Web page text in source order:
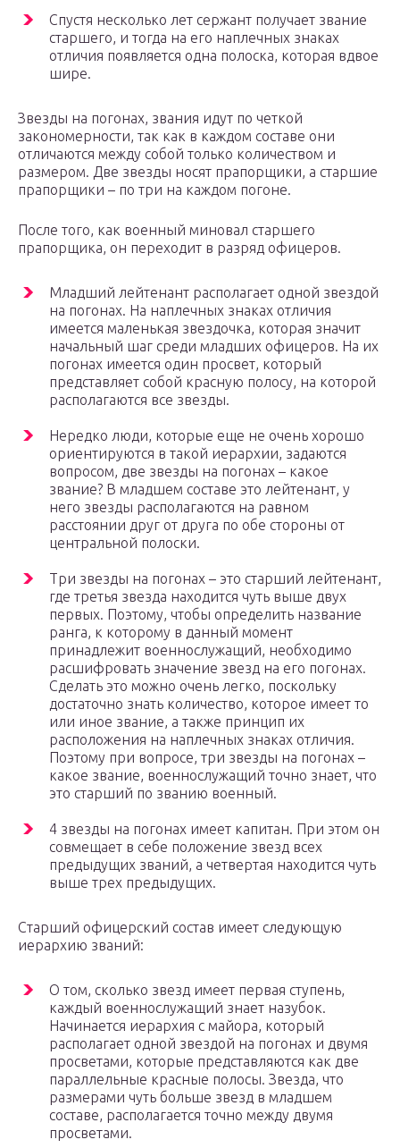
Спустя несколько лет сержант получает звание
старшего, и тогда на его наплечных знаках
отличия появляется одна полоска, которая вдвое
шире.
Звезды на погонах, звания идут по четкой
закономерности, так как в каждом составе они
отличаются между собой только количеством и
размером. Две звезды носят прапорщики, а старшие
прапорщики – по три на каждом погоне.
После того, как военный миновал старшего
прапорщика, он переходит в разряд офицеров.
Младший лейтенант располагает одной звездой
на погонах. На наплечных знаках отличия
имеется маленькая звездочка, которая значит
начальный шаг среди младших офицеров. На их
погонах имеется один просвет, который
представляет собой красную полосу, на которой
располагаются все звезды.
Нередко люди, которые еще не очень хорошо
ориентируются в такой иерархии, задаются
вопросом, две звезды на погонах – какое
звание? В младшем составе это лейтенант, у
него звезды располагаются на равном
расстоянии друг от друга по обе стороны от
центральной полоски.
Три звезды на погонах – это старший лейтенант,
где третья звезда находится чуть выше двух
первых. Поэтому, чтобы определить название
ранга, к которому в данный момент
принадлежит военнослужащий, необходимо
расшифровать значение звезд на его погонах.
Сделать это можно очень легко, поскольку
достаточно знать количество, которое имеет то
или иное звание, а также принцип их
расположения на наплечных знаках отличия.
Поэтому при вопросе, три звезды на погонах –
какое звание, военнослужащий точно знает, что
это старший по званию военный.
4 звезды на погонах имеет капитан. При этом он
совмещает в себе положение звезд всех
предыдущих званий, а четвертая находится чуть
выше трех предыдущих.
Старший офицерский состав имеет следующую
иерархию званий:
О том, сколько звезд имеет первая ступень,
каждый военнослужащий знает назубок.
Начинается иерархия с майора, который
располагает одной звездой на погонах и двумя
просветами, которые представляются как две
параллельные красные полосы. Звезда, что
размерами чуть больше звезд в младшем
составе, располагается точно между двумя
просветами.